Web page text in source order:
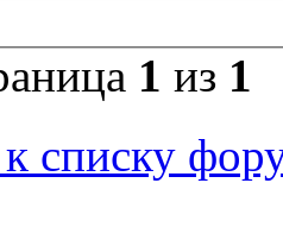
1 из 1
списку